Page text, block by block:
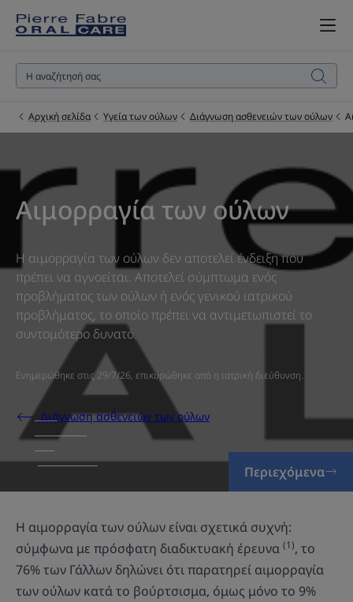
Αρχική σελίδα Υγεία των ούλων Διάγνωση ασθενειών των ούλων
Αιμορραγία των ούλων
Η αιμορραγία των ούλων δεν αποτελεί ένδειξη που
πρέπει να αγνοείται. Αποτελεί σύμπτωμα ενός
προβλήματος των ούλων ή ενός γενικού ιατρικού
προβλήματος, το οποίο πρέπει να αντιμετωπιστεί το
συντομότερο δυνατό.
Ενημερώθηκε στις29/7/26, επικυρώθηκε από η ιατρική διεύθυνση.
Διάγνωση ασθενειών των ούλων
Περιεχόμενα
Η αιμορραγία των ούλων είναι σχετικά συχνή:
σύμφωνα με πρόσφατη διαδικτυακή έρευνα (1), το
76% των Γάλλων δηλώνει ότι παρατηρεί αιμορραγία
των ούλων κατά το βούρτσισμα, όμως μόνο το 9%